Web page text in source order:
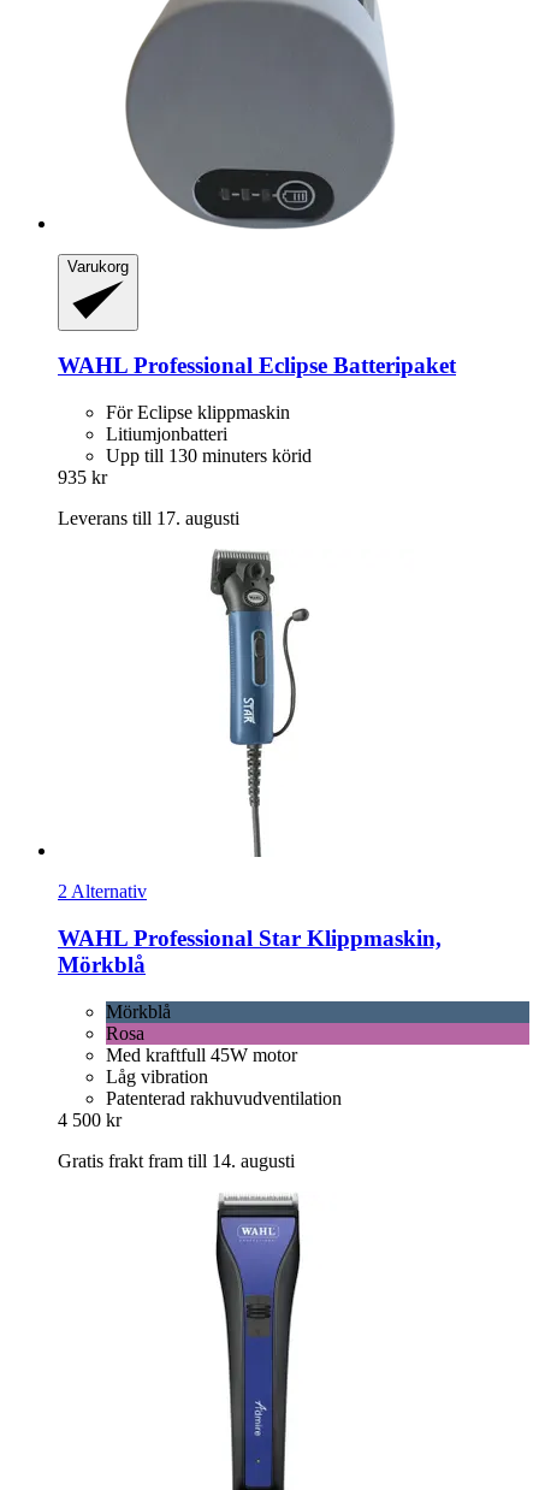
Varukorg
WAHL Professional Eclipse Batteripaket
För Eclipse klippmaskin
Litiumjonbatteri
Upp till 130 minuters körid
935 kr
Leverans till 17. augusti
2 Alternativ
WAHL Professional Star Klippmaskin,
Mörkblå
Mörkblå
Rosa
Med kraftfull 45W motor
Låg vibration
Patenterad rakhuvudventilation
4 500 kr
Gratis frakt fram till 14. augusti